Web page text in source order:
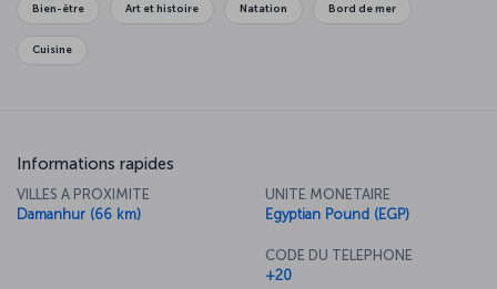
Bien-être Art et histoire Natation Bord de mer
Cuisine
Informations rapides
VILLES A PROXIMITE
Damanhur (66 km)
UNITE MONETAIRE
Egyptian Pound (EGP)
CODE DU TELEPHONE
+20